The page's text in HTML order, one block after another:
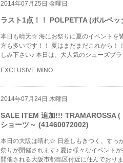
2014年07月25日 金曜日
ラスト1点！！ POLPETTA (ポルペ
本日も晴天☆ 海にお祭りに夏のイベントを
方も多いです！！ 夏はまだまだこれから！
しみ下さい♪ 本日は、大人気のシューズブ
EXCLUSIVE MINO
2014年07月24日 木曜日
SALE ITEM 追加!!! TRAMAROSSA (
ショーツ～ (41460072002)
本日の大阪は晴れ☆ 日差しもきつく、すっ
祭りが開催されます♪ 夏は様々なイベント
開催される大阪市都島区付近に住んでおり